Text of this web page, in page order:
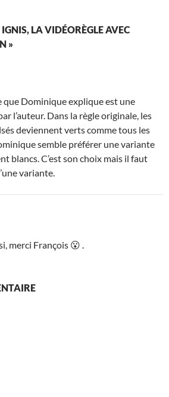
LA VIDÉORÈGLE AVEC
»
Dominique explique est une
l’auteur. Dans la règle originale, les
deviennent verts comme tous les
semble préférer une variante
blancs. C’est son choix mais il faut
variante.
merci François 😮 .